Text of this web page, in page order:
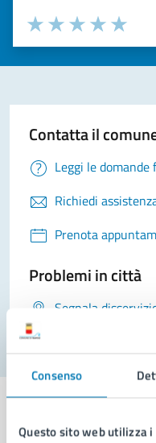
Consenso
Questo sito web utilizza i
Valuta la chiarezza delle
Seleziona il numero di
Valuta
Valuta 4
Valuta 3 stelle
Valuta 2 stelle su 5
Valuta 1 stelle su 5
Contatta il
Leggi le
Richiedi
Prenota
Problemi in città
Segnala